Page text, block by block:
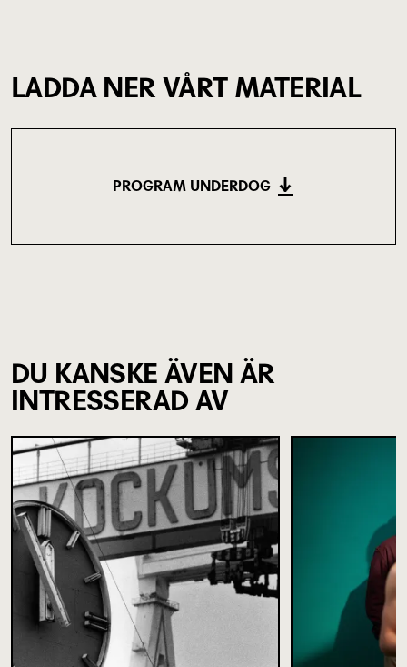
LADDA NER VÅRT MATERIAL
PROGRAM UNDERDOG
DU KANSKE ÄVEN ÄR
INTRESSERAD AV